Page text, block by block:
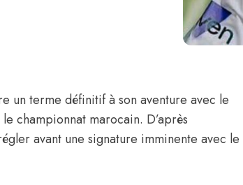
un terme définitif à son aventure avec le
championnat marocain. D’après
avant une signature imminente avec le